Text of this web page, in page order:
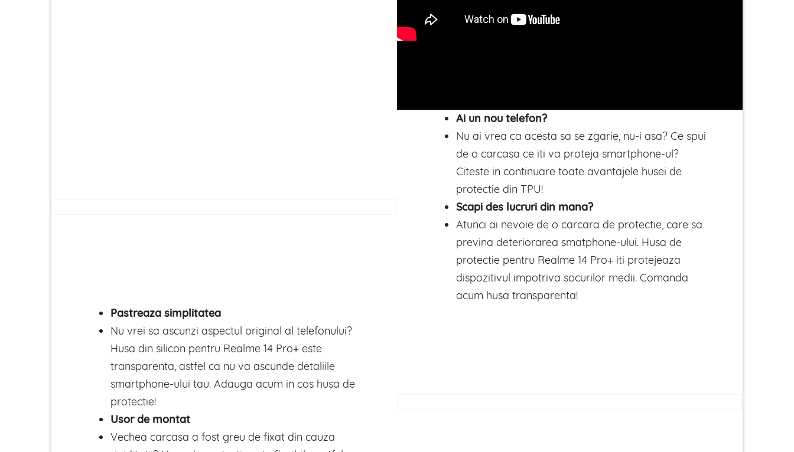
Ai un nou telefon?
Nu ai vrea ca acesta sa se zgarie, nu-i asa? Ce spui
de o carcasa ce iti va proteja smartphone-ul?
Citeste in continuare toate avantajele husei de
protectie din TPU!
Scapi des lucruri din mana?
Atunci ai nevoie de o carcara de protectie, care sa
previna deteriorarea smatphone-ului. Husa de
protectie pentru Realme 14 Pro+ iti protejeaza
dispozitivul impotriva socurilor medii. Comanda
acum husa transparenta!
Pastreaza simplitatea
Nu vrei sa ascunzi aspectul original al telefonului?
Husa din silicon pentru Realme 14 Pro+ este
transparenta, astfel ca nu va ascunde detaliile
smartphone-ului tau. Adauga acum in cos husa de
protectie!
Usor de montat
Vechea carcasa a fost greu de fixat din cauza